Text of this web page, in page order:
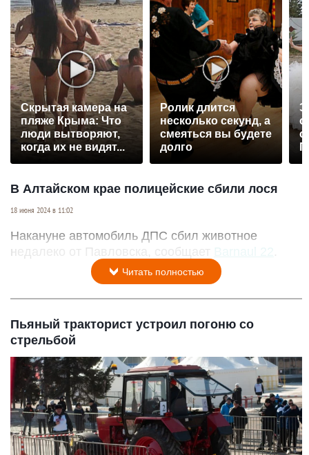
Скрытая камера на
пляже Крыма: Что
люди вытворяют,
когда их не видят...
Ролик длится
несколько секунд, а
смеяться вы будете
долго
В Алтайском крае полицейские сбили лося
18 июня 2024 в 11:02
Накануне автомобиль ДПС сбил животное
недалеко от Павловска, сообщает Barnaul 22
Читать полностью
Пьяный тракторист устроил погоню со
стрельбой